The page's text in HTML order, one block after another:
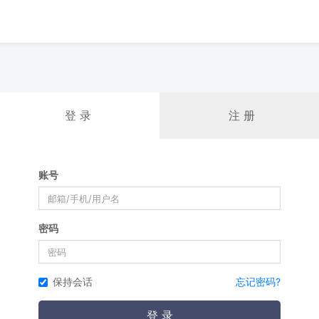
登 录 注 册
账号
密码
保持会话 忘记密码?
登 录